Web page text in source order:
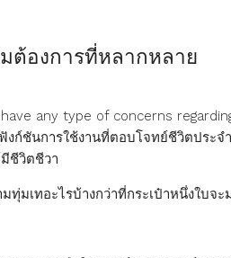
ต้องการที่หลากหลาย
any type of concerns
ชันการใช้งานที่ตอบโจทย์ชีวิตประ
ชีวิตชีวา
ทุ่มเทอะไรบ้างกว่าที่กระเป๋าหนึ่งใบจ